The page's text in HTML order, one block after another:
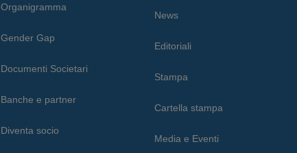
Organigramma
Gender Gap
Documenti Societari
Banche e partner
Diventa socio
News
Editoriali
Stampa
Cartella stampa
Media e Eventi